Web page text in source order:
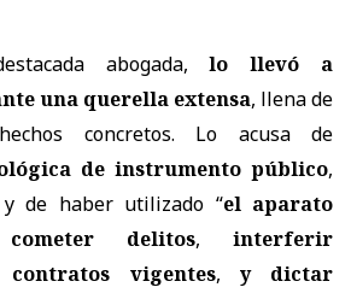
abogada,lo llevó a
una querella extensa, llena de
concretos. Lo acusa de
de instrumento público,
y de haber utilizado “el aparato
delitos, interferir
vigentes, y dictar